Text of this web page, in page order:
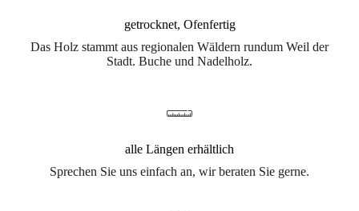
getrocknet, Ofenfertig
Das Holz stammt aus regionalen Wäldern rundum Weil der
Stadt. Buche und Nadelholz.
alle Längen erhältlich
Sprechen Sie uns einfach an, wir beraten Sie gerne.